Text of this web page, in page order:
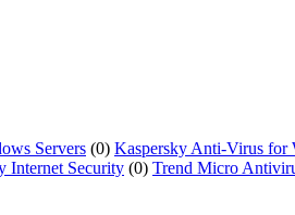
Servers (0) Kaspersky Anti-Virus for
Internet Security (0) Trend Micro